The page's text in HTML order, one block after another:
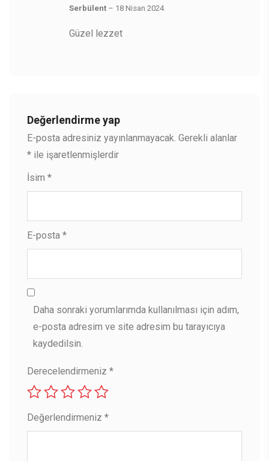
üzerinden
Serbülent – 18 Nisan 2024
Güzel lezzet
Değerlendirme yap
E-posta adresiniz yayınlanmayacak. Gerekli alanlar
* ile işaretlenmişlerdir
İsim *
E-posta *
Daha sonraki yorumlarımda kullanılması için adım,
e-posta adresim ve site adresim bu tarayıcıya
kaydedilsin.
Derecelendirmeniz *
Değerlendirmeniz *